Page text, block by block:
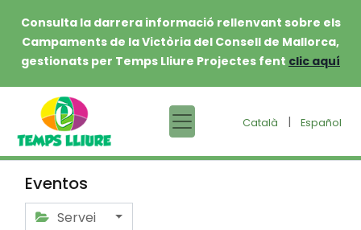
Consulta la darrera informació rellenvant sobre els
Campaments de la Victòria del Consell de Mallorca,
gestionats per Temps Lliure Projectes fent clic aquí
Català | Español
Eventos
Servei